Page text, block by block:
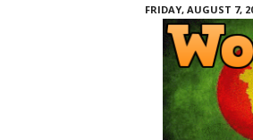
FRIDAY, AUGUST 7,